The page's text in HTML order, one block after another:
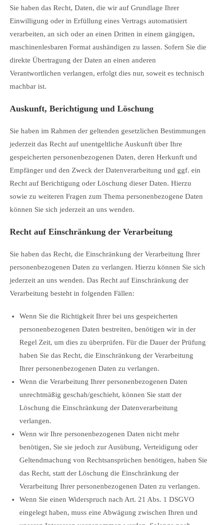
Sie haben das Recht, Daten, die wir auf Grundlage Ihrer
Einwilligung oder in Erfüllung eines Vertrags automatisiert
verarbeiten, an sich oder an einen Dritten in einem gängigen,
maschinenlesbaren Format aushändigen zu lassen. Sofern Sie die
direkte Übertragung der Daten an einen anderen
Verantwortlichen verlangen, erfolgt dies nur, soweit es technisch
machbar ist.
Auskunft, Berichtigung und Löschung
Sie haben im Rahmen der geltenden gesetzlichen Bestimmungen
jederzeit das Recht auf unentgeltliche Auskunft über Ihre
gespeicherten personenbezogenen Daten, deren Herkunft und
Empfänger und den Zweck der Datenverarbeitung und ggf. ein
Recht auf Berichtigung oder Löschung dieser Daten. Hierzu
sowie zu weiteren Fragen zum Thema personenbezogene Daten
können Sie sich jederzeit an uns wenden.
Recht auf Einschränkung der Verarbeitung
Sie haben das Recht, die Einschränkung der Verarbeitung Ihrer
personenbezogenen Daten zu verlangen. Hierzu können Sie sich
jederzeit an uns wenden. Das Recht auf Einschränkung der
Verarbeitung besteht in folgenden Fällen:
Wenn Sie die Richtigkeit Ihrer bei uns gespeicherten
personenbezogenen Daten bestreiten, benötigen wir in der
Regel Zeit, um dies zu überprüfen. Für die Dauer der Prüfung
haben Sie das Recht, die Einschränkung der Verarbeitung
Ihrer personenbezogenen Daten zu verlangen.
Wenn die Verarbeitung Ihrer personenbezogenen Daten
unrechtmäßig geschah/geschieht, können Sie statt der
Löschung die Einschränkung der Datenverarbeitung
verlangen.
Wenn wir Ihre personenbezogenen Daten nicht mehr
benötigen, Sie sie jedoch zur Ausübung, Verteidigung oder
Geltendmachung von Rechtsansprüchen benötigen, haben Sie
das Recht, statt der Löschung die Einschränkung der
Verarbeitung Ihrer personenbezogenen Daten zu verlangen.
Wenn Sie einen Widerspruch nach Art. 21 Abs. 1 DSGVO
eingelegt haben, muss eine Abwägung zwischen Ihren und